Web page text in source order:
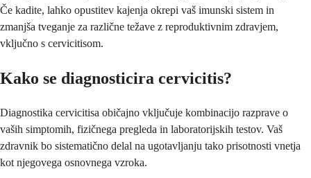
Če kadite, lahko opustitev kajenja okrepi vaš imunski sistem in
zmanjša tveganje za različne težave z reproduktivnim zdravjem,
vključno s cervicitisom.
Kako se diagnosticira cervicitis?
Diagnostika cervicitisa običajno vključuje kombinacijo razprave o
vaših simptomih, fizičnega pregleda in laboratorijskih testov. Vaš
zdravnik bo sistematično delal na ugotavljanju tako prisotnosti vnetja
kot njegovega osnovnega vzroka.